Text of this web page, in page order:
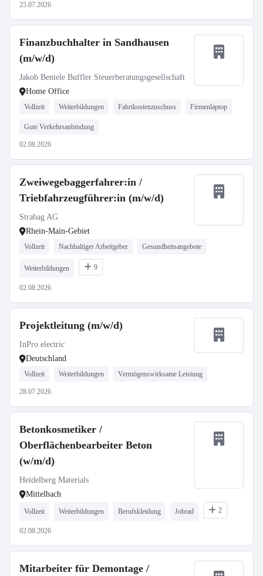
25.07.2026
Finanzbuchhalter in Sandhausen
(m/w/d)
Jakob Bentele Buffler Steuerberatungsgesellschaft
Home Office
Vollzeit Weiterbildungen Fahrtkostenzuschuss Firmenlaptop
Gute Verkehrsanbindung
02.08.2026
Zweiwegebaggerfahrer:in /
Triebfahrzeugführer:in (m/w/d)
Strabag AG
Rhein-Main-Gebiet
Vollzeit Nachhaltiger Arbeitgeber Gesundheitsangebote
Weiterbildungen 9
02.08.2026
Projektleitung (m/w/d)
InPro electric
Deutschland
Vollzeit Weiterbildungen Vermögenswirksame Leistung
28.07.2026
Betonkosmetiker /
Oberflächenbearbeiter Beton
(w/m/d)
Heidelberg Materials
Mittelbach
Vollzeit Weiterbildungen Berufskleidung Jobrad 2
02.08.2026
Mitarbeiter für Demontage /